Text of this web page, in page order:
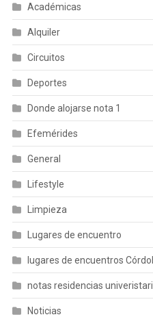
Académicas
Alquiler
Circuitos
Deportes
Donde alojarse nota 1
Efemérides
General
Lifestyle
Limpieza
Lugares de encuentro
lugares de encuentros
notas residencias
Noticias